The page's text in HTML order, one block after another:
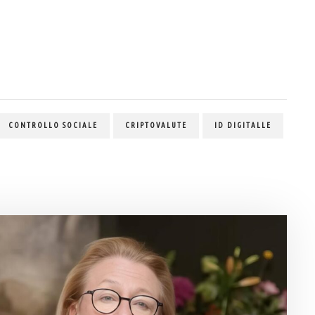
CONTROLLO SOCIALE CRIPTOVALUTE ID DIGITALLE